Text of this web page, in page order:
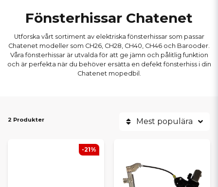
Fönsterhissar Chatenet
Utforska vårt sortiment av elektriska fönsterhissar som passar
Chatenet modeller som CH26, CH28, CH40, CH46 och Barooder.
Våra fönsterhissar är utvalda för att ge jämn och pålitlig funktion
och är perfekta när du behöver ersätta en defekt fönsterhiss i din
Chatenet mopedbil.
2 Produkter Mest populära
-21%